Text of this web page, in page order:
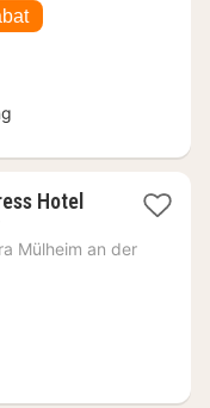
Hotel
Mülheim an der